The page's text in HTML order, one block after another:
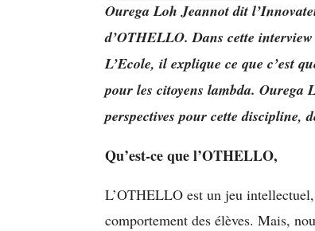
Ourega Loh Jeannot dit
d’OTHELLO. Dans cette
L’Ecole, il explique ce que c’est
pour les citoyens lambda. Ourega
perspectives pour cette discipline,
Qu’est-ce que l’OTHELLO,
L’OTHELLO est un jeu
comportement des élèves. Mais,